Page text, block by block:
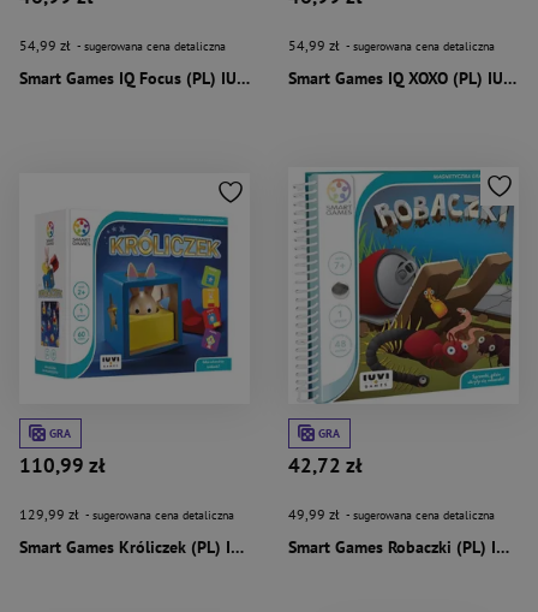
54,99 zł - sugerowana cena detaliczna
Smart Games IQ Focus (PL) IUVI Games
54,99 zł - sugerowana cena detaliczna
Smart Games IQ XOXO (PL) IUVI Games
GRA
110,99 zł
129,99 zł - sugerowana cena detaliczna
Smart Games Króliczek (PL) IUVI Games
GRA
42,72 zł
49,99 zł - sugerowana cena detaliczna
Smart Games Robaczki (PL) IUVI Games